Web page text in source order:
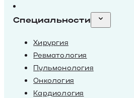
Специальности
Хирургия
Ревматология
Пульмонология
Онкология
Кардиология